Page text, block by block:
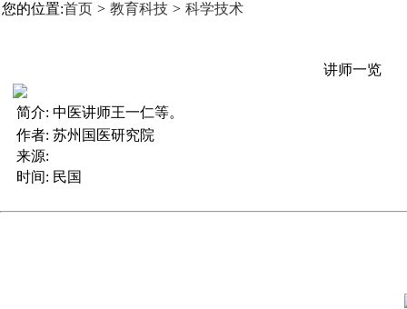
您的位置:首页 > 教育科技 > 科学技术
讲师一览
简介: 中医讲师王一仁等。
作者: 苏州国医研究院
来源:
时间: 民国